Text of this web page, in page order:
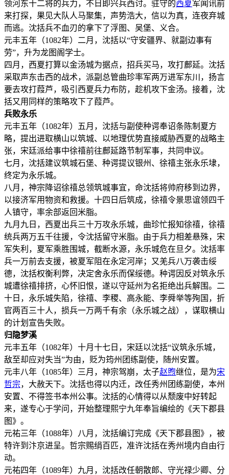
领河东十二将的兵力，不日即兴兵西讨。驻守的西夏军闻讯前
来打探，果见大队人马聚集，声势浩大，信以为真，连夜弃城
而逃。沈括兵不血刃的拿下了浮图、吴堡、义合。
元丰五年（1082年）二月，沈括以“守安疆界、就副边事有
劳”，升为龙图阁学士。
四月，西夏打算以金汤城为据点，招兵买马，攻打鄜延。沈括
采取声东击西的战术，派副总管曲珍率军两万进军东川，扬言
要去攻打葭芦，吸引西夏兵力布防，趁机攻下金汤。接着，沈
括又用同样的策略攻下了葭芦。
兵败永乐
元丰五年（1082年）五月，沈括与副使种谔奉诏条陈制夏方
略，提出进取横山以筑城、以地理优势直接威胁西夏的战略主
张，宋廷派给事中徐禧前往鄜延路节制军事，共同申议。
七月，沈括建议筑城石堡、种谔提议银州、徐禧主张永乐埭，
终定为永乐城。
八月，神宗降诏徐禧总领筑城事宜，命沈括将帅府移到边界，
以接济军用物资和救援。十四日后筑成，徐禧令景思谊领四千
人镇守，率余部返回米脂。
九月九日，西夏出兵三十万攻永乐城，曲珍忙报知徐禧，徐禧
统兵两万五千往援，令沈括留守米脂。由于兵力相差悬殊，宋
军失利，夏军乘胜围城，截断水源，永乐城危在旦夕。沈括率
兵一万前去支援，被夏军阻在永定河岸；又羌兵八万袭击绥
德，沈括权衡利弊，决定舍永乐而保绥德。种谔因反对筑永乐
城遭徐禧排挤，心怀旧恨，遂以守延州为名拒绝出兵解围。二
十日，永乐城失陷，徐禧、李稷、高永能、李舜举等殉国，折
官两百三十人，损兵一万两千有余（永乐城之战），谋取横山
的计划宣告失败。
归隐梦溪
元丰五年（1082年）十月十七日，宋廷以沈括“议筑永乐城，
敌至却应对失当”为由，贬为筠州团练副使，随州安置。
元丰八年（1085年）三月，神宗驾崩，太子赵煦继位，是为宋
哲宗，大赦天下。沈括也得以内迁，改任秀州团练副使，本州
安置、不得签书本州公事。沈括的心情得以从颓废中好转起
来，遂专心于学问，开始整理熙宁九年奉旨编绘的《天下郡县
图》。
元祐三年（1088年）八月，沈括编订完成《天下郡县图》，被
特许到汴京进呈。哲宗赐绢百匹，准许沈括在秀州境内自由行
动。
元祐四年（1089年）九月，沈括改任朝散郎、守光禄少卿、分